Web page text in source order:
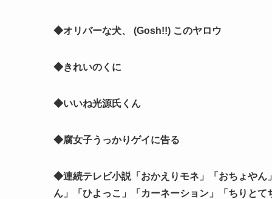
◆オリバーな犬、 (Gosh!!) このヤロウ
◆きれいのくに
◆いいね光源氏くん
◆腐女子うっかりゲイに告る
◆連続テレビ小説「おかえりモネ」「おちょやん
ん」「ひよっこ」「カーネーション」「ちりとて